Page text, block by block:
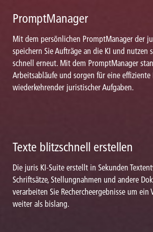
PromptManager
Mit dem persönlichen PromptManager der
speichern Sie Aufträge an die KI und nutzen
schnell erneut. Mit dem PromptManager
Arbeitsabläufe und sorgen für eine effiziente
wiederkehrender juristischer Aufgaben.
Texte blitzschnell erstellen
Die juris KI-Suite erstellt in Sekunden
Schriftsätze, Stellungnahmen und andere
verarbeiten Sie Rechercheergebnisse um ein
weiter als bislang.